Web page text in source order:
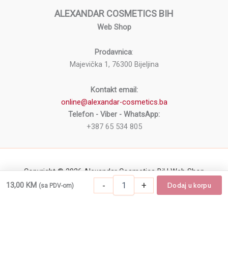
ALEXANDAR COSMETICS BIH
Web Shop
Prodavnica:
Majevička 1, 76300 Bijeljina
Kontakt email:
online@alexandar-cosmetics.ba
Telefon - Viber - WhatsApp:
+387 65 534 805
Copyright © 2026 Alexandar Cosmetics BiH Web Shop
13,00 KM (sa PDV-om) -
Podmetači za limenke KIEPE 50/1 količina
+ Dodaj u korpu
-
Podmetači
+ Dodaj u korpu